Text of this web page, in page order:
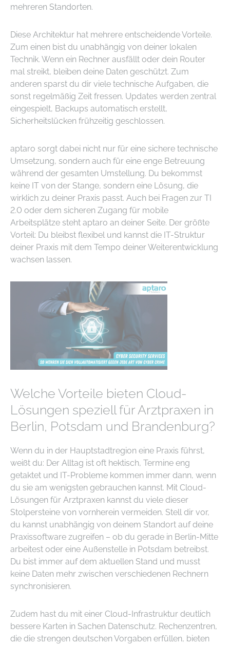
mehreren Standorten.
Diese Architektur hat mehrere entscheidende Vorteile.
Zum einen bist du unabhängig von deiner lokalen
Technik. Wenn ein Rechner ausfällt oder dein Router
mal streikt, bleiben deine Daten geschützt. Zum
anderen sparst du dir viele technische Aufgaben, die
sonst regelmäßig Zeit fressen. Updates werden zentral
eingespielt, Backups automatisch erstellt,
Sicherheitslücken frühzeitig geschlossen.
aptaro sorgt dabei nicht nur für eine sichere technische
Umsetzung, sondern auch für eine enge Betreuung
während der gesamten Umstellung. Du bekommst
keine IT von der Stange, sondern eine Lösung, die
wirklich zu deiner Praxis passt. Auch bei Fragen zur TI
2.0 oder dem sicheren Zugang für mobile
Arbeitsplätze steht aptaro an deiner Seite. Der größte
Vorteil: Du bleibst flexibel und kannst die IT-Struktur
deiner Praxis mit dem Tempo deiner Weiterentwicklung
wachsen lassen.
Welche Vorteile bieten Cloud-
Lösungen speziell für Arztpraxen in
Berlin, Potsdam und Brandenburg?
Wenn du in der Hauptstadtregion eine Praxis führst,
weißt du: Der Alltag ist oft hektisch, Termine eng
getaktet und IT-Probleme kommen immer dann, wenn
du sie am wenigsten gebrauchen kannst. Mit Cloud-
Lösungen für Arztpraxen kannst du viele dieser
Stolpersteine von vornherein vermeiden. Stell dir vor,
du kannst unabhängig von deinem Standort auf deine
Praxissoftware zugreifen – ob du gerade in Berlin-Mitte
arbeitest oder eine Außenstelle in Potsdam betreibst.
Du bist immer auf dem aktuellen Stand und musst
keine Daten mehr zwischen verschiedenen Rechnern
synchronisieren.
Zudem hast du mit einer Cloud-Infrastruktur deutlich
bessere Karten in Sachen Datenschutz. Rechenzentren,
die die strengen deutschen Vorgaben erfüllen, bieten